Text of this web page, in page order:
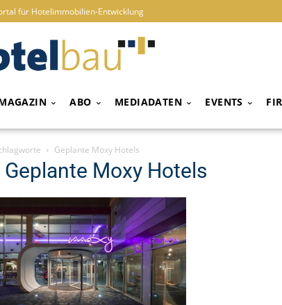
für Hotelimmobilien-Entwicklung
ABO MEDIADATEN EVENTS
Geplante Moxy Hotels
Geplante Moxy Hotels